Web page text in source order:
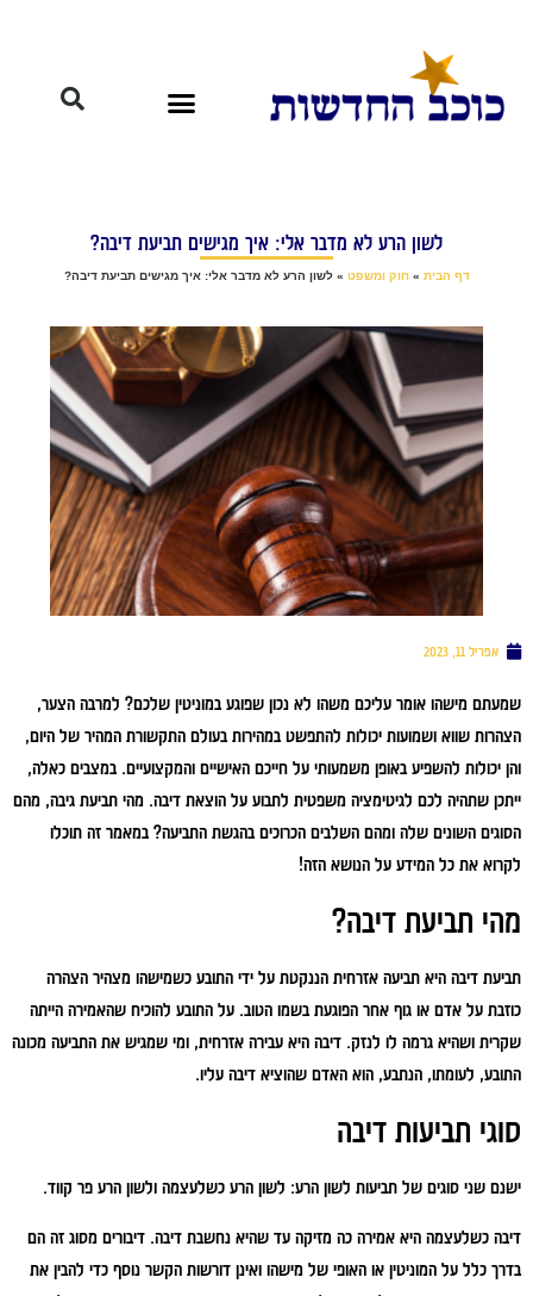
לשון הרע לא מדבר אלי: איך מגישים תביעת דיבה?
דף הבית »חוק ומשפט »לשון הרע לא מדבר אלי: איך מגישים תביעת דיבה?
אפריל 11, 2023
שמעתם מישהו אומר עליכם משהו לא נכון שפוגע במוניטין שלכם? למרבה הצער,
הצהרות שווא ושמועות יכולות להתפשט במהירות בעולם התקשורת המהיר של היום,
והן יכולות להשפיע באופן משמעותי על חייכם האישיים והמקצועיים. במצבים כאלה,
ייתכן שתהיה לכם לגיטימציה משפטית לתבוע על הוצאת דיבה. מהי תביעת גיבה, מהם
הסוגים השונים שלה ומהם השלבים הכרוכים בהגשת התביעה? במאמר זה תוכלו
לקרוא את כל המידע על הנושא הזה!
מהי תביעת דיבה?
תביעת דיבה היא תביעה אזרחית הננקטת על ידי התובע כשמישהו מצהיר הצהרה
כוזבת על אדם או גוף אחר הפוגעת בשמו הטוב. על התובע להוכיח שהאמירה הייתה
שקרית ושהיא גרמה לו לנזק. דיבה היא עבירה אזרחית, ומי שמגיש את התביעה מכונה
התובע, לעומתו, הנתבע, הוא האדם שהוציא דיבה עליו.
סוגי תביעות דיבה
ישנם שני סוגים של תביעות לשון הרע: לשון הרע כשלעצמה ולשון הרע פר קווד.
דיבה כשלעצמה היא אמירה כה מזיקה עד שהיא נחשבת דיבה. דיבורים מסוג זה הם
בדרך כלל על המוניטין או האופי של מישהו ואינן דורשות הקשר נוסף כדי להבין את